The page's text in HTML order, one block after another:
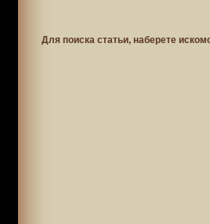
Для поиска статьи, наберете